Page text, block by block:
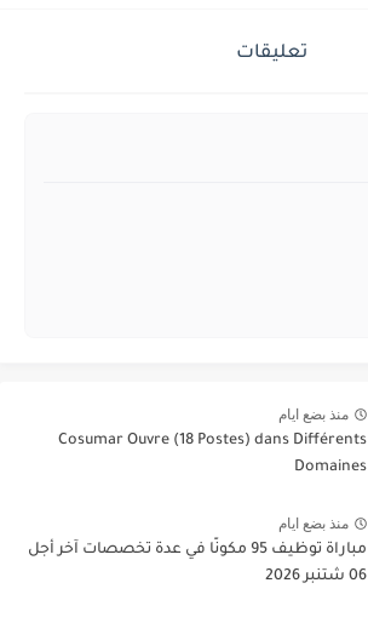
تعليقات
منذ بضع ايام
Cosumar Ouvre (18 Postes) dans Différents
Domaines
منذ بضع ايام
مباراة توظيف 95 مكونًا في عدة تخصصات آخر أجل
06 شتنبر 2026